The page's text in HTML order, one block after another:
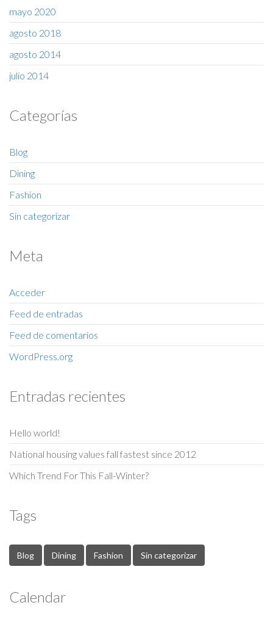
mayo 2020
agosto 2018
agosto 2014
julio 2014
Categorías
Blog
Dining
Fashion
Sin categorizar
Meta
Acceder
Feed de entradas
Feed de comentarios
WordPress.org
Entradas recientes
Hello world!
National housing values fall fastest since 2012
Which Trend For This Fall-Winter?
Tags
Blog Dining Fashion Sin categorizar
Calendar